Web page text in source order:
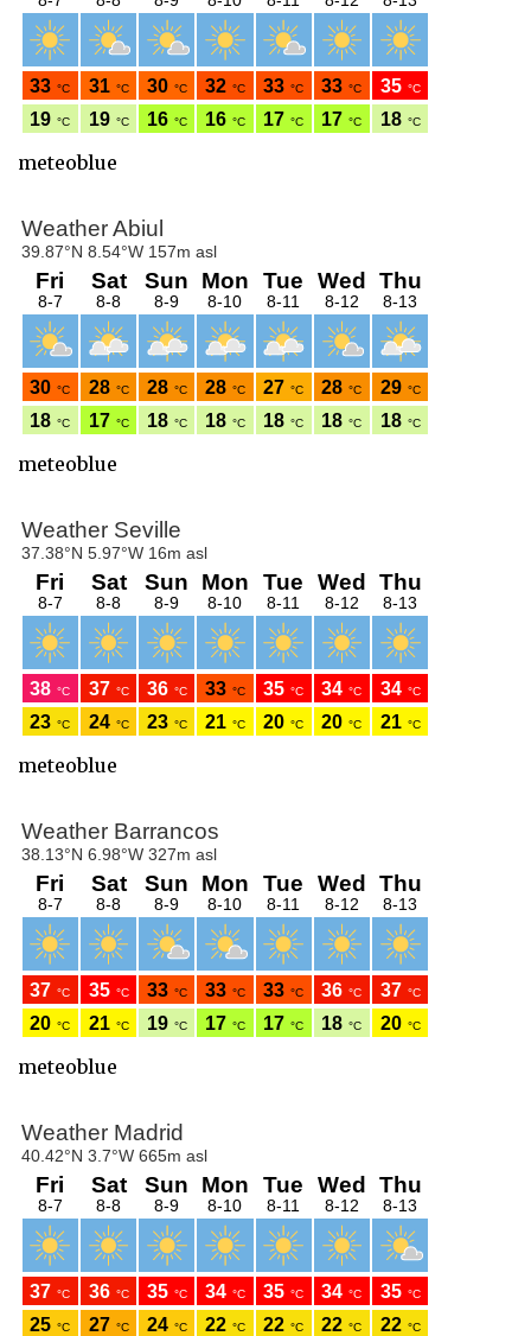
meteoblue
meteoblue
meteoblue
meteoblue